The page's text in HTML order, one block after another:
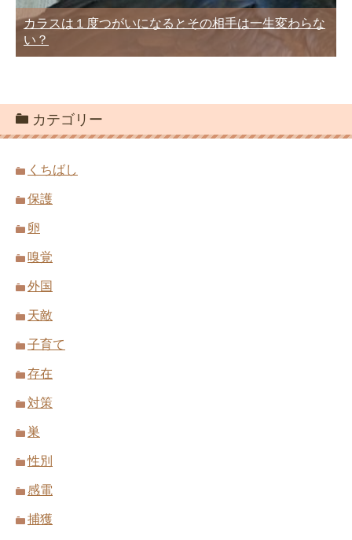
カラスは１度つがいになるとその相手は一生変わらな
い？
カテゴリー
くちばし
保護
卵
嗅覚
外国
天敵
子育て
存在
対策
巣
性別
感電
捕獲